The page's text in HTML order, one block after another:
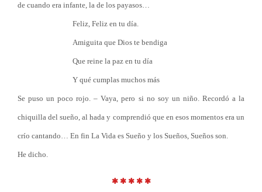
de cuando era infante, la de los payasos…
Feliz, Feliz en tu día.
Amiguita que Dios te bendiga
Que reine la paz en tu día
Y qué cumplas muchos más
Se puso un poco rojo. – Vaya, pero si no soy un niño. Recordó a la
chiquilla del sueño, al hada y comprendió que en esos momentos era un
crío cantando… En fin La Vida es Sueño y los Sueños, Sueños son.
He dicho.